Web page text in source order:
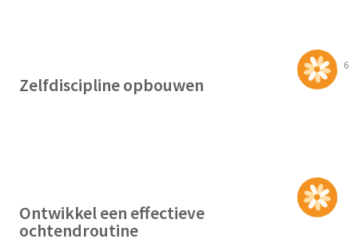
6
Zelfdiscipline opbouwen
Ontwikkel een effectieve
ochtendroutine